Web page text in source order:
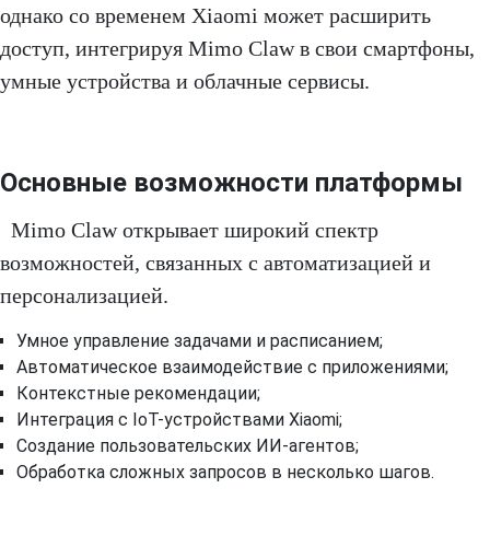
однако со временем Xiaomi может расширить
доступ, интегрируя Mimo Claw в свои смартфоны,
умные устройства и облачные сервисы.
Основные возможности платформы
Mimo Claw открывает широкий спектр
возможностей, связанных с автоматизацией и
персонализацией.
Умное управление задачами и расписанием;
Автоматическое взаимодействие с приложениями;
Контекстные рекомендации;
Интеграция с IoT-устройствами Xiaomi;
Создание пользовательских ИИ-агентов;
Обработка сложных запросов в несколько шагов.